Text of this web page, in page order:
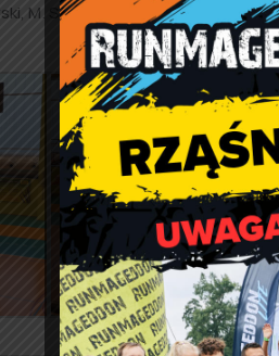
M. Stanula, G. Nowak, A. Andraka,